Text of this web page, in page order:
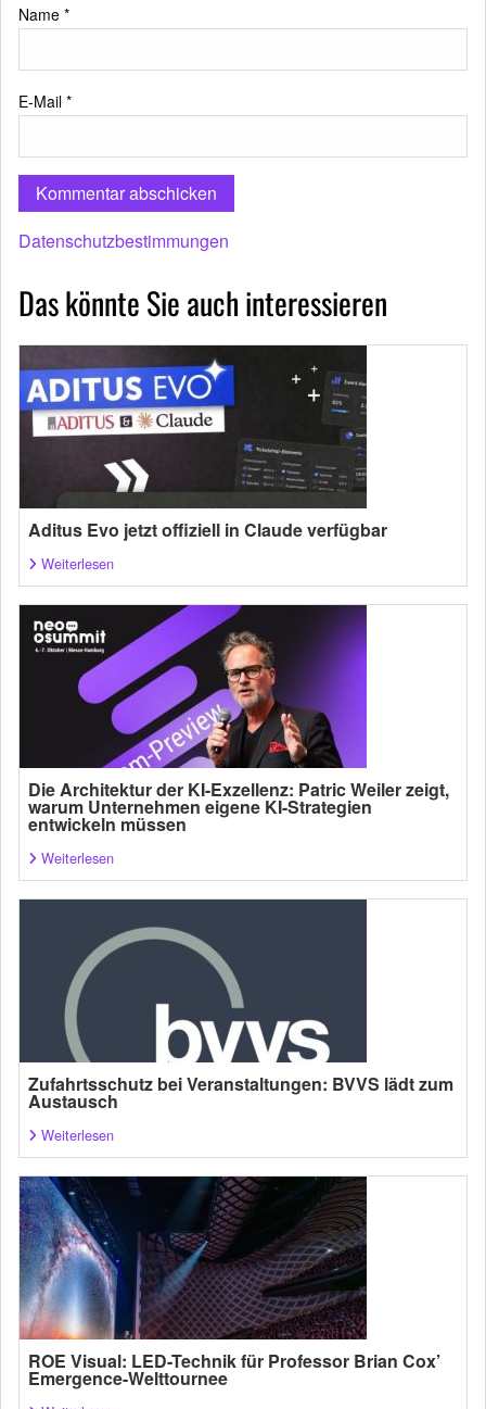
Name *
E-Mail *
Datenschutzbestimmungen
Das könnte Sie auch interessieren
Aditus Evo jetzt offiziell in Claude verfügbar
Weiterlesen
Die Architektur der KI-Exzellenz: Patric Weiler zeigt,
warum Unternehmen eigene KI-Strategien
entwickeln müssen
Weiterlesen
Zufahrtsschutz bei Veranstaltungen: BVVS lädt zum
Austausch
Weiterlesen
ROE Visual: LED-Technik für Professor Brian Cox’
Emergence-Welttournee